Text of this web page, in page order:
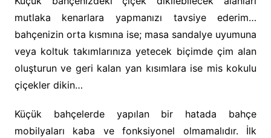
mutlaka kenarlara yapmanızı tavsiye ederim…
bahçenizin orta kısmına ise; masa sandalye uyumuna
veya koltuk takımlarınıza yetecek biçimde çim alan
oluşturun ve geri kalan yan kısımlara ise mis kokulu
çiçekler dikin…
Küçük bahçelerde yapılan bir hatada bahçe
mobilyaları kaba ve fonksiyonel olmamalıdır. İlk